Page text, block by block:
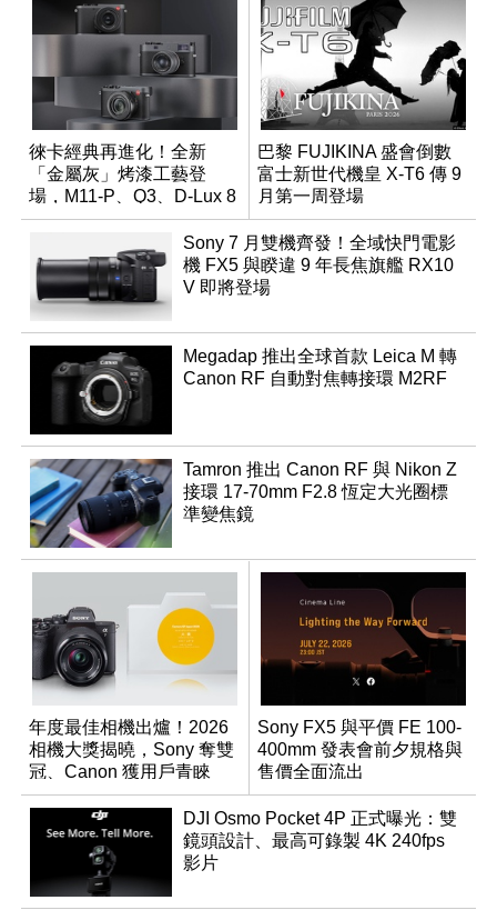
徠卡經典再進化！全新
「金屬灰」烤漆工藝登
場，M11-P、Q3、D-Lux 8
領銜換裝
巴黎 FUJIKINA 盛會倒數
富士新世代機皇 X-T6 傳 9
月第一周登場
Sony 7 月雙機齊發！全域快門電影
機 FX5 與睽違 9 年長焦旗艦 RX10
V 即將登場
Megadap 推出全球首款 Leica M 轉
Canon RF 自動對焦轉接環 M2RF
Tamron 推出 Canon RF 與 Nikon Z
接環 17-70mm F2.8 恆定大光圈標
準變焦鏡
年度最佳相機出爐！2026
相機大獎揭曉，Sony 奪雙
冠、Canon 獲用戶青睞
Sony FX5 與平價 FE 100-
400mm 發表會前夕規格與
售價全面流出
DJI Osmo Pocket 4P 正式曝光：雙
鏡頭設計、最高可錄製 4K 240fps
影片